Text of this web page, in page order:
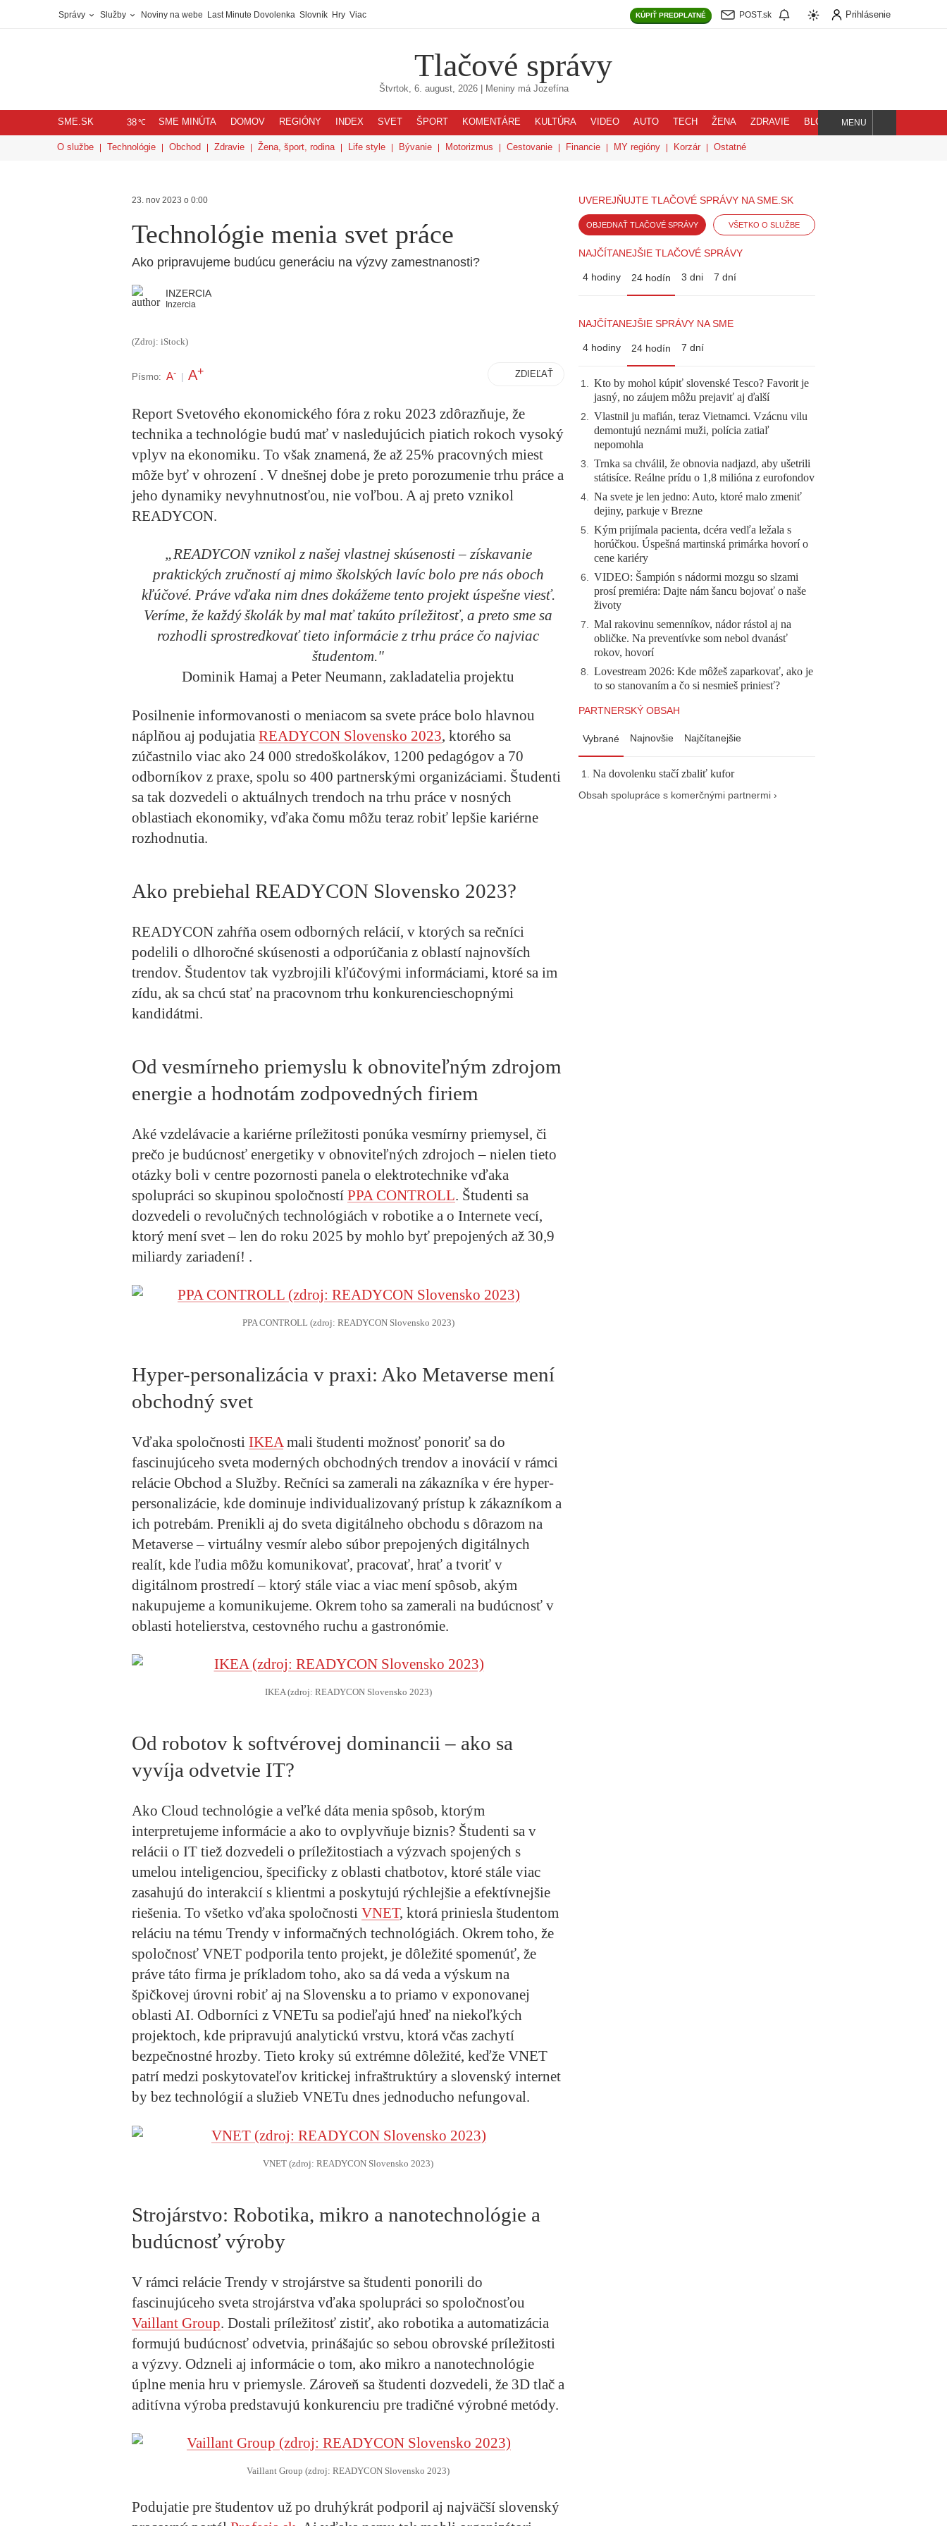
Správy Služby Noviny na webe Last Minute Dovolenka Slovník Hry Viac KÚPIŤ PREDPLATNÉ POST.sk Prihlásenie
Tlačové správy
Štvrtok, 6. august, 2026| Meniny má Jozefína
SME.SK 38℃ SME MINÚTA DOMOV REGIÓNY INDEX SVET ŠPORT KOMENTÁRE KULTÚRA VIDEO AUTO TECH ŽENA ZDRAVIE BLOG
Hľadaj
MENU
O službe Technológie Obchod Zdravie Žena, šport, rodina Life style Bývanie Motorizmus Cestovanie Financie MY regióny Korzár Ostatné
23. nov 2023 o 0:00
Technológie menia svet práce
Ako pripravujeme budúcu generáciu na výzvy zamestnanosti?
INZERCIA
Inzercia
(Zdroj: iStock)
Písmo: A- A+ ZDIEĽAŤ
Report Svetového ekonomického fóra z roku 2023 zdôrazňuje, že
technika a technológie budú mať v nasledujúcich piatich rokoch vysoký
vplyv na ekonomiku. To však znamená, že až 25% pracovných miest
môže byť v ohrození . V dnešnej dobe je preto porozumenie trhu práce a
jeho dynamiky nevyhnutnosťou, nie voľbou. A aj preto vznikol
READYCON.
„READYCON vznikol z našej vlastnej skúsenosti – získavanie
praktických zručností aj mimo školských lavíc bolo pre nás oboch
kľúčové. Práve vďaka nim dnes dokážeme tento projekt úspešne viesť.
Veríme, že každý školák by mal mať takúto príležitosť, a preto sme sa
rozhodli sprostredkovať tieto informácie z trhu práce čo najviac
študentom."
Dominik Hamaj a Peter Neumann, zakladatelia projektu
Posilnenie informovanosti o meniacom sa svete práce bolo hlavnou
náplňou aj podujatia READYCON Slovensko 2023, ktorého sa
zúčastnilo viac ako 24 000 stredoškolákov, 1200 pedagógov a 70
odborníkov z praxe, spolu so 400 partnerskými organizáciami. Študenti
sa tak dozvedeli o aktuálnych trendoch na trhu práce v nosných
oblastiach ekonomiky, vďaka čomu môžu teraz robiť lepšie kariérne
rozhodnutia.
Ako prebiehal READYCON Slovensko 2023?
READYCON zahŕňa osem odborných relácií, v ktorých sa rečníci
podelili o dlhoročné skúsenosti a odporúčania z oblastí najnovších
trendov. Študentov tak vyzbrojili kľúčovými informáciami, ktoré sa im
zídu, ak sa chcú stať na pracovnom trhu konkurencieschopnými
kandidátmi.
Od vesmírneho priemyslu k obnoviteľným zdrojom
energie a hodnotám zodpovedných firiem
Aké vzdelávacie a kariérne príležitosti ponúka vesmírny priemysel, či
prečo je budúcnosť energetiky v obnoviteľných zdrojoch – nielen tieto
otázky boli v centre pozornosti panela o elektrotechnike vďaka
spolupráci so skupinou spoločností PPA CONTROLL. Študenti sa
dozvedeli o revolučných technológiách v robotike a o Internete vecí,
ktorý mení svet – len do roku 2025 by mohlo byť prepojených až 30,9
miliardy zariadení! .
PPA CONTROLL (zdroj: READYCON Slovensko 2023)
Hyper-personalizácia v praxi: Ako Metaverse mení
obchodný svet
Vďaka spoločnosti IKEA mali študenti možnosť ponoriť sa do
fascinujúceho sveta moderných obchodných trendov a inovácií v rámci
relácie Obchod a Služby. Rečníci sa zamerali na zákazníka v ére hyper-
personalizácie, kde dominuje individualizovaný prístup k zákazníkom a
ich potrebám. Prenikli aj do sveta digitálneho obchodu s dôrazom na
Metaverse – virtuálny vesmír alebo súbor prepojených digitálnych
realít, kde ľudia môžu komunikovať, pracovať, hrať a tvoriť v
digitálnom prostredí – ktorý stále viac a viac mení spôsob, akým
nakupujeme a komunikujeme. Okrem toho sa zamerali na budúcnosť v
oblasti hotelierstva, cestovného ruchu a gastronómie.
IKEA (zdroj: READYCON Slovensko 2023)
Od robotov k softvérovej dominancii – ako sa
vyvíja odvetvie IT?
Ako Cloud technológie a veľké dáta menia spôsob, ktorým
interpretujeme informácie a ako to ovplyvňuje biznis? Študenti sa v
relácii o IT tiež dozvedeli o príležitostiach a výzvach spojených s
umelou inteligenciou, špecificky z oblasti chatbotov, ktoré stále viac
zasahujú do interakcií s klientmi a poskytujú rýchlejšie a efektívnejšie
riešenia. To všetko vďaka spoločnosti VNET, ktorá priniesla študentom
reláciu na tému Trendy v informačných technológiách. Okrem toho, že
spoločnosť VNET podporila tento projekt, je dôležité spomenúť, že
práve táto firma je príkladom toho, ako sa dá veda a výskum na
špičkovej úrovni robiť aj na Slovensku a to priamo v exponovanej
oblasti AI. Odborníci z VNETu sa podieľajú hneď na niekoľkých
projektoch, kde pripravujú analytickú vrstvu, ktorá včas zachytí
bezpečnostné hrozby. Tieto kroky sú extrémne dôležité, keďže VNET
patrí medzi poskytovateľov kritickej infraštruktúry a slovenský internet
by bez technológií a služieb VNETu dnes jednoducho nefungoval.
VNET (zdroj: READYCON Slovensko 2023)
Strojárstvo: Robotika, mikro a nanotechnológie a
budúcnosť výroby
V rámci relácie Trendy v strojárstve sa študenti ponorili do
fascinujúceho sveta strojárstva vďaka spolupráci so spoločnosťou
Vaillant Group. Dostali príležitosť zistiť, ako robotika a automatizácia
formujú budúcnosť odvetvia, prinášajúc so sebou obrovské príležitosti
a výzvy. Odzneli aj informácie o tom, ako mikro a nanotechnológie
úplne menia hru v priemysle. Zároveň sa študenti dozvedeli, že 3D tlač a
aditívna výroba predstavujú konkurenciu pre tradičné výrobné metódy.
Vaillant Group (zdroj: READYCON Slovensko 2023)
Podujatie pre študentov už po druhýkrát podporil aj najväčší slovenský
UVEREJŇUJTE TLAČOVÉ SPRÁVY NA SME.SK
OBJEDNAŤ TLAČOVÉ SPRÁVY VŠETKO O SLUŽBE
NAJČÍTANEJŠIE TLAČOVÉ SPRÁVY
4 hodiny 24 hodín 3 dni 7 dní
NAJČÍTANEJŠIE SPRÁVY NA SME
4 hodiny 24 hodín 7 dní
1. Kto by mohol kúpiť slovenské Tesco? Favorit je
jasný, no záujem môžu prejaviť aj ďalší
2. Vlastnil ju mafián, teraz Vietnamci. Vzácnu vilu
demontujú neznámi muži, polícia zatiaľ
nepomohla
3. Trnka sa chválil, že obnovia nadjazd, aby ušetrili
státisíce. Reálne prídu o 1,8 milióna z eurofondov
4. Na svete je len jedno: Auto, ktoré malo zmeniť
dejiny, parkuje v Brezne
5. Kým prijímala pacienta, dcéra vedľa ležala s
horúčkou. Úspešná martinská primárka hovorí o
cene kariéry
6. VIDEO: Šampión s nádormi mozgu so slzami
prosí premiéra: Dajte nám šancu bojovať o naše
životy
7. Mal rakovinu semenníkov, nádor rástol aj na
obličke. Na preventívke som nebol dvanásť
rokov, hovorí
8. Lovestream 2026: Kde môžeš zaparkovať, ako je
to so stanovaním a čo si nesmieš priniesť?
PARTNERSKÝ OBSAH
Vybrané Najnovšie Najčítanejšie
Na dovolenku stačí zbaliť kufor
Obsah spolupráce s komerčnými partnermi ›